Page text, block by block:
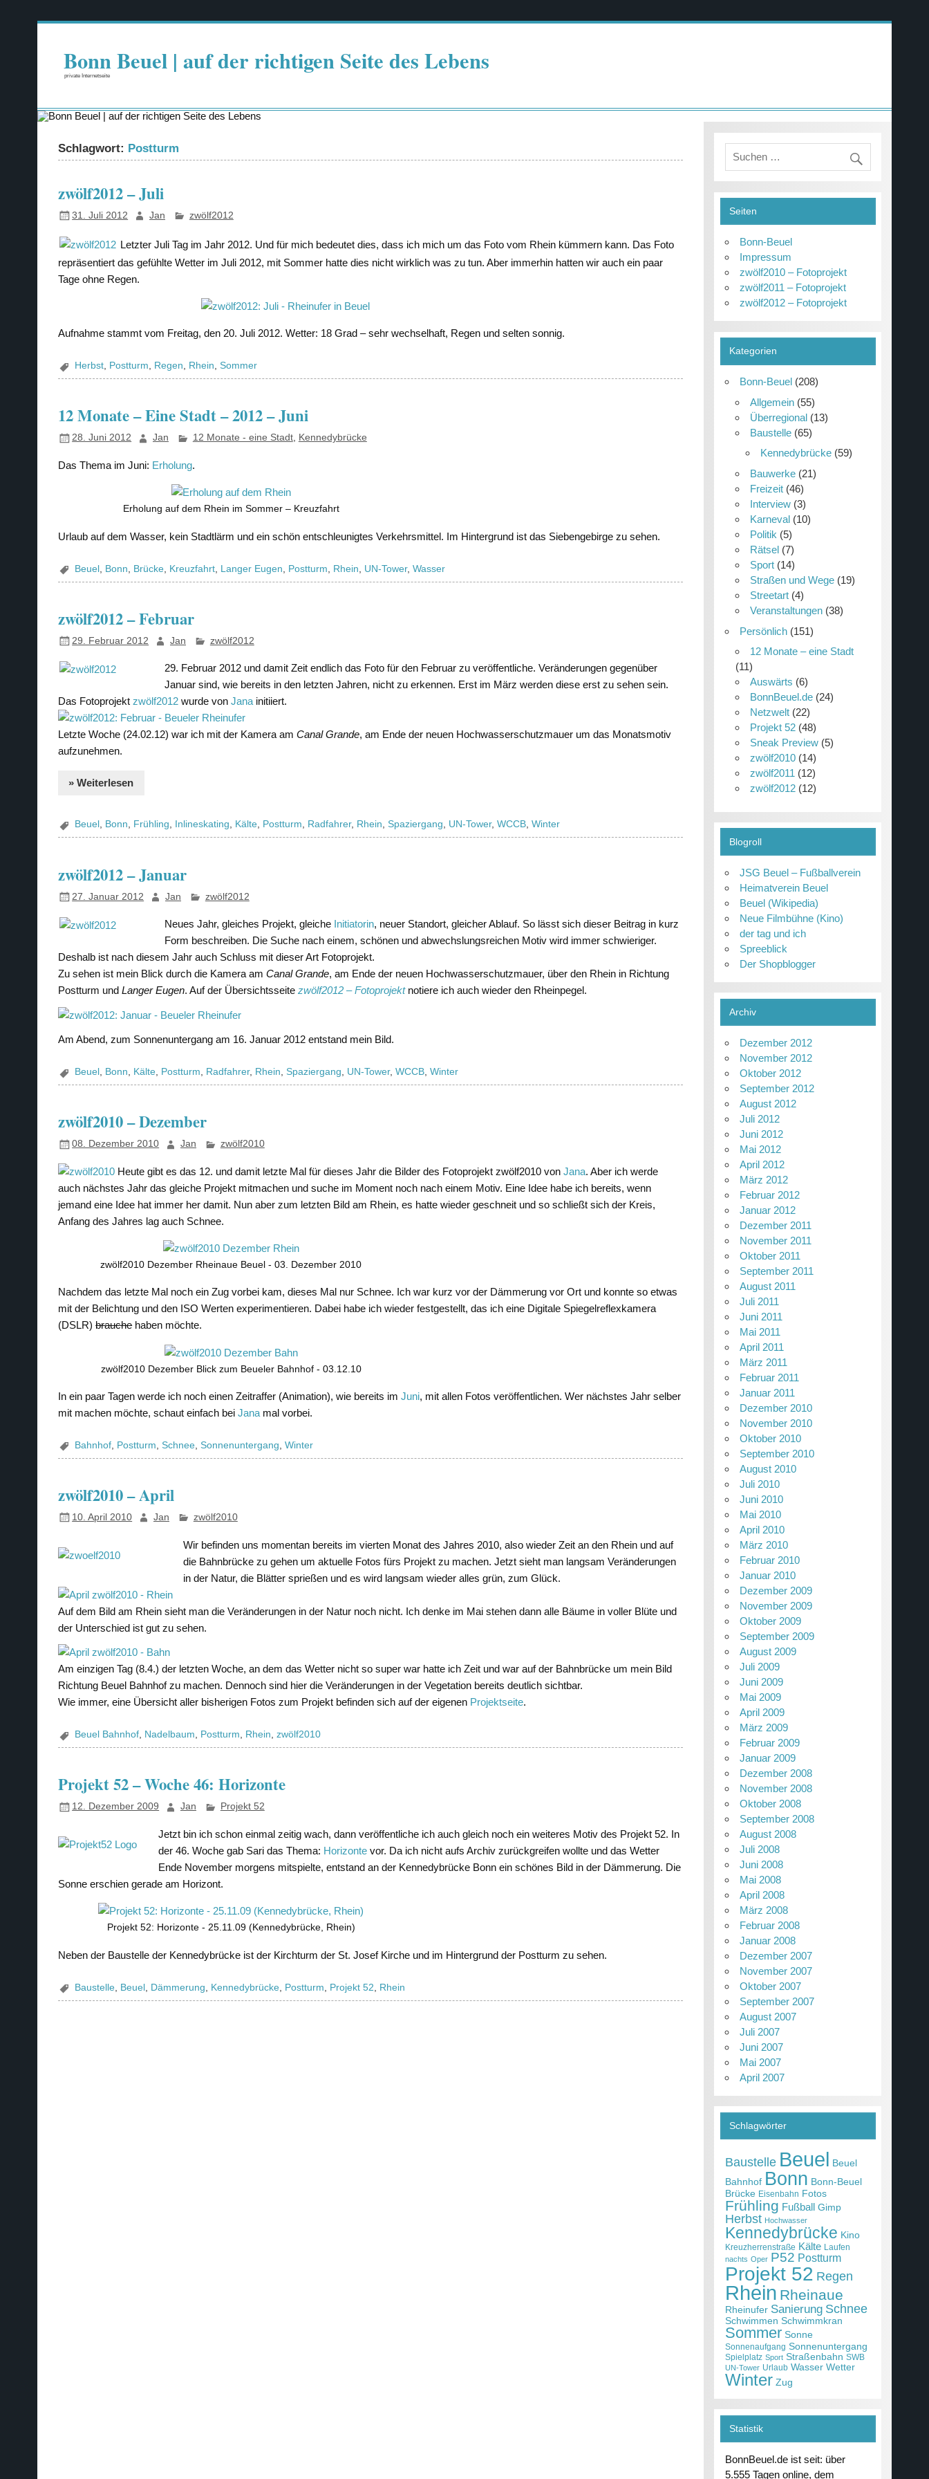
Bonn Beuel | auf der richtigen Seite des Lebens
private Internetseite
Schlagwort: Postturm
zwölf2012 – Juli
31. Juli 2012 Jan zwölf2012
Letzter Juli Tag im Jahr 2012. Und für mich bedeutet dies, dass ich mich um das Foto vom Rhein kümmern kann. Das Foto
repräsentiert das gefühlte Wetter im Juli 2012, mit Sommer hatte dies nicht wirklich was zu tun. Aber immerhin hatten wir auch ein paar
Tage ohne Regen.
Aufnahme stammt vom Freitag, den 20. Juli 2012. Wetter: 18 Grad – sehr wechselhaft, Regen und selten sonnig.
Herbst, Postturm, Regen, Rhein,Sommer
12 Monate – Eine Stadt – 2012 – Juni
28. Juni 2012 Jan 12 Monate - eine Stadt, Kennedybrücke
Das Thema im Juni: Erholung.
Erholung auf dem Rhein im Sommer – Kreuzfahrt
Urlaub auf dem Wasser, kein Stadtlärm und ein schön entschleunigtes Verkehrsmittel. Im Hintergrund ist das Siebengebirge zu sehen.
Beuel Bonn Brücke Kreuzfahrt Langer Eugen Postturm Rhein UN-Tower,Wasser
zwölf2012 – Februar
29. Februar 2012 Jan zwölf2012
29. Februar 2012 und damit Zeit endlich das Foto für den Februar zu veröffentliche. Veränderungen gegenüber
Januar sind, wie bereits in den letzten Jahren, nicht zu erkennen. Erst im März werden diese erst zu sehen sein.
Das Fotoprojektzwölf2012wurde vonJana initiiert.
Letzte Woche (24.02.12) war ich mit der Kamera amCanal Grande, am Ende der neuen Hochwasserschutzmauer um das Monatsmotiv
aufzunehmen.
» Weiterlesen
Beuel , Bonn, Frühling, Inlineskating, Kälte, Postturm, Radfahrer, Rhein,Spaziergang, UN-Tower,WCCB,Winter
zwölf2012 – Januar
27. Januar 2012 Jan zwölf2012
Neues Jahr, gleiches Projekt, gleiche Initiatorin, neuer Standort, gleicher Ablauf. So lässt sich dieser Beitrag in kurz
Form beschreiben. Die Suche nach einem, schönen und abwechslungsreichen Motiv wird immer schwieriger.
Deshalb ist nach diesem Jahr auch Schluss mit dieser Art Fotoprojekt.
Zu sehen ist mein Blick durch die Kamera amCanal Grande, am Ende der neuen Hochwasserschutzmauer, über den Rhein in Richtung
Postturm undLanger Eugen. Auf der Übersichtsseitezwölf2012 – Fotoprojektnotiere ich auch wieder den Rheinpegel.
Am Abend, zum Sonnenuntergang am 16. Januar 2012 entstand mein Bild.
Beuel , Bonn, Kälte, Postturm, Radfahrer, Rhein,Spaziergang, UN-Tower,WCCB,Winter
zwölf2010 – Dezember
08. Dezember 2010 Jan zwölf2010
Heute gibt es das 12. und damit letzte Mal für dieses Jahr die Bilder des Fotoprojekt zwölf2010 vonJana. Aber ich werde
auch nächstes Jahr das gleiche Projekt mitmachen und suche im Moment noch nach einem Motiv. Eine Idee habe ich bereits, wenn
jemand eine Idee hat immer her damit. Nun aber zum letzten Bild am Rhein, es hatte wieder geschneit und so schließt sich der Kreis,
Anfang des Jahres lag auch Schnee.
zwölf2010 Dezember Rheinaue Beuel - 03. Dezember 2010
Nachdem das letzte Mal noch ein Zug vorbei kam, dieses Mal nur Schnee. Ich war kurz vor der Dämmerung vor Ort und konnte so etwas
mit der Belichtung und den ISO Werten experimentieren. Dabei habe ich wieder festgestellt, das ich eine Digitale Spiegelreflexkamera
(DSLR)brauchehaben möchte.
zwölf2010 Dezember Blick zum Beueler Bahnhof - 03.12.10
In ein paar Tagen werde ich noch einen Zeitraffer (Animation), wie bereits imJuni, mit allen Fotos veröffentlichen. Wer nächstes Jahr selber
mit machen möchte, schaut einfach beiJana mal vorbei.
Bahnhof Postturm ,Schnee ,Sonnenuntergang ,Winter
zwölf2010 – April
10. April 2010 Jan zwölf2010
Wir befinden uns momentan bereits im vierten Monat des Jahres 2010, also wieder Zeit an den Rhein und auf
die Bahnbrücke zu gehen um aktuelle Fotos fürs Projekt zu machen. Jetzt sieht man langsam Veränderungen
in der Natur, die Blätter sprießen und es wird langsam wieder alles grün, zum Glück.
Auf dem Bild am Rhein sieht man die Veränderungen in der Natur noch nicht. Ich denke im Mai stehen dann alle Bäume in voller Blüte und
der Unterschied ist gut zu sehen.
Am einzigen Tag (8.4.) der letzten Woche, an dem das Wetter nicht so super war hatte ich Zeit und war auf der Bahnbrücke um mein Bild
Richtung Beuel Bahnhof zu machen. Dennoch sind hier die Veränderungen in der Vegetation bereits deutlich sichtbar.
Wie immer, eine Übersicht aller bisherigen Fotos zum Projekt befinden sich auf der eigenen Projektseite.
Beuel Bahnhof, Nadelbaum, Postturm, Rhein,zwölf2010
Projekt 52 – Woche 46: Horizonte
12. Dezember 2009 Jan Projekt 52
Jetzt bin ich schon einmal zeitig wach, dann veröffentliche ich auch gleich noch ein weiteres Motiv des Projekt 52. In
der 46. Woche gab Sari das Thema: Horizontevor. Da ich nicht aufs Archiv zurückgreifen wollte und das Wetter
Ende November morgens mitspielte, entstand an der Kennedybrücke Bonn ein schönes Bild in der Dämmerung. Die
Sonne erschien gerade am Horizont.
Projekt 52: Horizonte - 25.11.09 (Kennedybrücke, Rhein)
Neben der Baustelle der Kennedybrücke ist der Kirchturm der St. Josef Kirche und im Hintergrund der Postturm zu sehen.
Baustelle Beuel Dämmerung Kennedybrücke Postturm Projekt 52 Rhein
Seiten
Bonn-Beuel
Impressum
zwölf2010 – Fotoprojekt
zwölf2011 – Fotoprojekt
zwölf2012 – Fotoprojekt
Kategorien
Bonn-Beuel(208)
Allgemein(55)
Überregional(13)
Baustelle(65)
Kennedybrücke (59)
Bauwerke(21)
Freizeit(46)
Interview(3)
Karneval(10)
Politik (5)
Rätsel(7)
Sport(14)
Straßen und Wege(19)
Streetart(4)
Veranstaltungen(38)
Persönlich(151)
12 Monate – eine Stadt
(11)
Auswärts (6)
BonnBeuel.de(24)
Netzwelt(22)
Projekt 52(48)
Sneak Preview(5)
zwölf2010(14)
zwölf2011 (12)
zwölf2012(12)
Blogroll
JSG Beuel – Fußballverein
Heimatverein Beuel
Beuel (Wikipedia)
Neue Filmbühne (Kino)
der tag und ich
Spreeblick
Der Shopblogger
Archiv
Dezember 2012
November 2012
Oktober 2012
September 2012
August 2012
Juli 2012
Juni 2012
Mai 2012
April 2012
März 2012
Februar 2012
Januar 2012
Dezember 2011
November 2011
Oktober 2011
September 2011
August 2011
Juli 2011
Juni 2011
Mai 2011
April 2011
März 2011
Februar 2011
Januar 2011
Dezember 2010
November 2010
Oktober 2010
September 2010
August 2010
Juli 2010
Juni 2010
Mai 2010
April 2010
März 2010
Februar 2010
Januar 2010
Dezember 2009
November 2009
Oktober 2009
September 2009
August 2009
Juli 2009
Juni 2009
Mai 2009
April 2009
März 2009
Februar 2009
Januar 2009
Dezember 2008
November 2008
Oktober 2008
September 2008
August 2008
Juli 2008
Juni 2008
Mai 2008
April 2008
März 2008
Februar 2008
Januar 2008
Dezember 2007
November 2007
Oktober 2007
September 2007
August 2007
Juli 2007
Juni 2007
Mai 2007
April 2007
Schlagwörter
Baustelle Beuel Beuel
Bahnhof Bonn Bonn-Beuel
Brücke Eisenbahn Fotos
Frühling Fußball Gimp
Herbst Hochwasser
Kennedybrücke Kino
Kreuzherrenstraße Kälte Laufen
nachts Oper P52 Postturm
Projekt 52 Regen
Rhein Rheinaue
Rheinufer Sanierung Schnee
Schwimmen Schwimmkran
Sommer Sonne
Sonnenaufgang Sonnenuntergang
Spielplatz Sport Straßenbahn SWB
UN-Tower Urlaub Wasser Wetter
Winter Zug
Statistik
BonnBeuel.de ist seit: über
5.555 Tagen online, dem